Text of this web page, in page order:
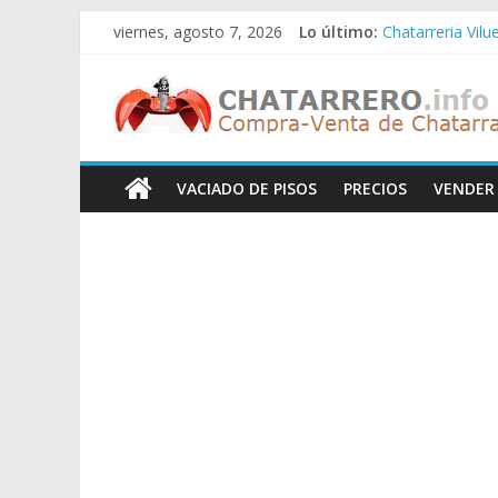
Saltar
contenido
viernes, agosto 7, 2026 Lo último: Chatarreria
Chatarreria
Chatarreria
Chatarreros
–
Precio
VACIADO DE PISOS PRECIOS